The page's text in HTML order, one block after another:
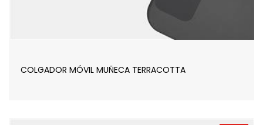
COLGADOR MÓVIL MUÑECA TERRACOTTA